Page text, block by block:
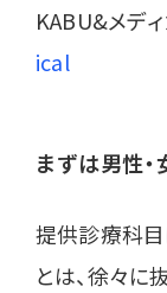
KABU&メディ
ical
まずは男性
提供診療科目
とは、徐々に